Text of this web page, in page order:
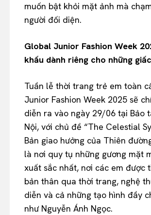
muốn bật khỏi mặt ảnh mà
người đối diện.
Global Junior Fashion Week
khấu dành riêng cho những
Tuần lễ thời trang trẻ em toàn
Junior Fashion Week 2025 sẽ
diễn ra vào ngày 29/06 tại Bảo
Nội, với chủ đề “The Celestial
Bản giao hưởng của Thiên
là nơi quy tụ những gương mặt
xuất sắc nhất, nơi các em được
bản thân qua thời trang, nghệ
diễn và cả những tạo hình đầy
như Nguyễn Ánh Ngọc.